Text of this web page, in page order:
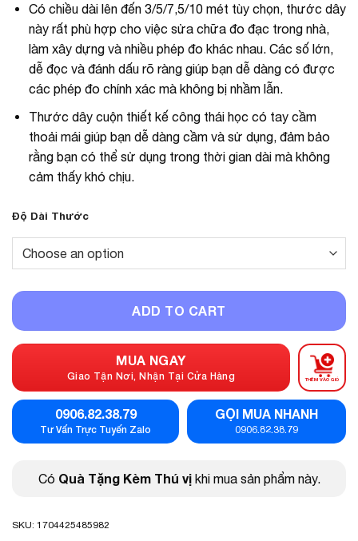
Có chiều dài lên đến 3/5/7,5/10 mét tùy chọn, thước dây
này rất phù hợp cho việc sửa chữa đo đạc trong nhà,
làm xây dựng và nhiều phép đo khác nhau. Các số lớn,
dễ đọc và đánh dấu rõ ràng giúp bạn dễ dàng có được
các phép đo chính xác mà không bị nhầm lẫn.
Thước dây cuộn thiết kế công thái học có tay cầm
thoải mái giúp bạn dễ dàng cầm và sử dụng, đảm bảo
rằng bạn có thể sử dụng trong thời gian dài mà không
cảm thấy khó chịu.
Độ Dài Thước
ADD TO CART
MUA NGAY
Giao Tận Nơi, Nhận Tại Cửa Hàng THÊM VÀO GIỎ
0906.82.38.79
Tư Vấn Trực Tuyến Zalo
GỌI MUA NHANH
0906.82.38.79
Có Quà Tặng Kèm Thú vịkhi mua sản phẩm này.
SKU: 1704425485982